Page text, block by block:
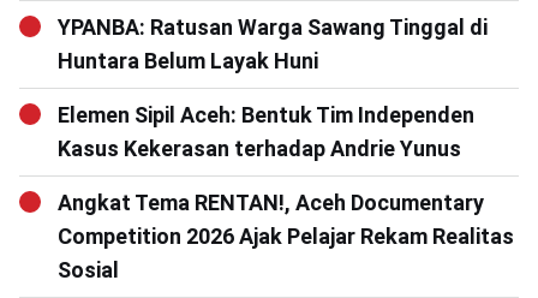
YPANBA: Ratusan Warga Sawang Tinggal di
Huntara Belum Layak Huni
Elemen Sipil Aceh: Bentuk Tim Independen
Kasus Kekerasan terhadap Andrie Yunus
Angkat Tema RENTAN!, Aceh Documentary
Competition 2026 Ajak Pelajar Rekam Realitas
Sosial